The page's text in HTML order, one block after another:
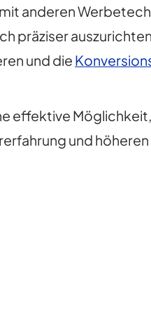
anderen
präziser
und die
effektive
und